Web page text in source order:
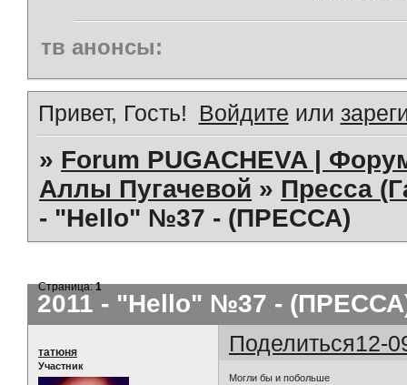
тв анонсы:
Привет, Гость! Войдите или
» Forum PUGACHEVA |
Аллы Пугачевой » Пресса
- "Hello" №37 - (ПРЕССА)
2011 - "Hello" №37 -
Страница:1
Поделиться12-
татюня
Участник
Могли бы и побольше